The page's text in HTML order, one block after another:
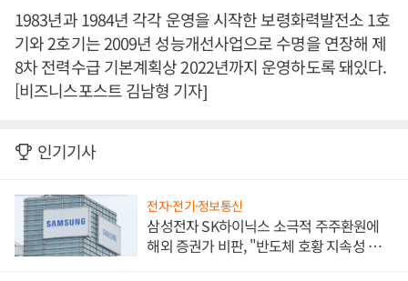
1983년과 1984년 각각 운영을 시작한 보령화력발전소 1호
기와 2호기는 2009년 성능개선사업으로 수명을 연장해 제
8차 전력수급 기본계획상 2022년까지 운영하도록 돼있다.
[비즈니스포스트 김남형 기자]
인기기사
전자·전기·정보통신
삼성전자 SK하이닉스 소극적 주주환원에
해외 증권가 비판, "반도체 호황 지속성 의